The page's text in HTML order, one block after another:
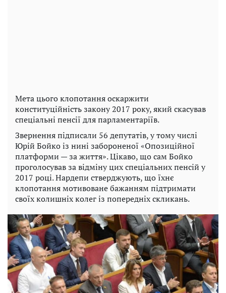
Мета цього клопотання оскаржити
конституційність закону 2017 року, який скасував
спеціальні пенсії для парламентаріїв.
Звернення підписали 56 депутатів, у тому числі
Юрій Бойко із нині забороненої «Опозиційної
платформи — за життя». Цікаво, що сам Бойко
проголосував за відміну цих спеціальних пенсій у
2017 році. Нардепи стверджують, що їхнє
клопотання мотивоване бажанням підтримати
своїх колишніх колег із попередніх скликань.